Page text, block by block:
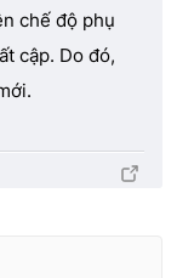
chế độ phụ
cập. Do đó,